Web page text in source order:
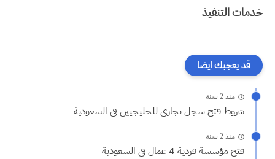
خدمات التنفيذ
قد يعجبك ايضا
منذ 2 سنة
شروط فتح سجل تجاري للخليجيين في السعودية
منذ 2 سنة
فتح مؤسسة فردية 4 عمال في السعودية